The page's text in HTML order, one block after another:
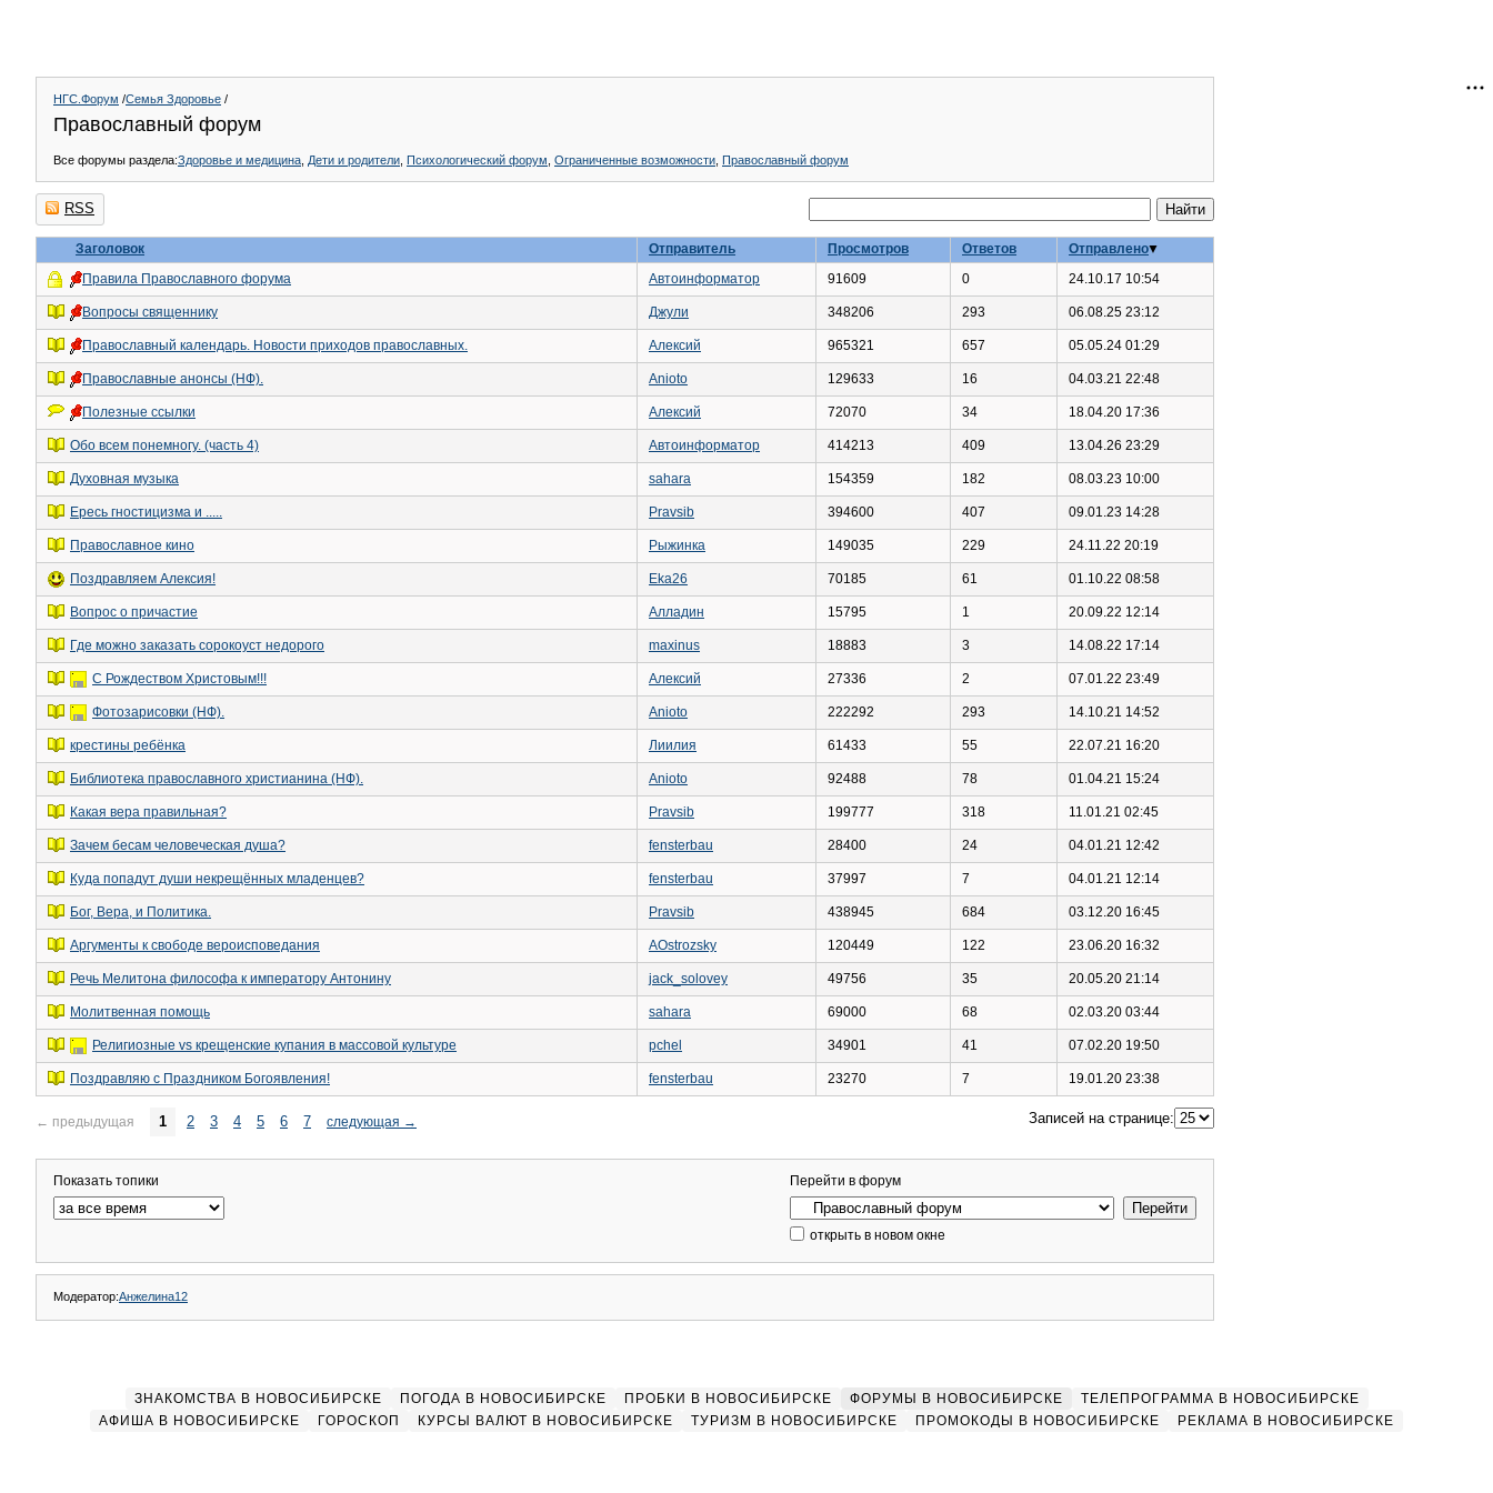
НГС.Форум /Семья Здоровье /
Православный форум
Все форумы раздела:Здоровье и медицина Дети и родители Психологический форум Ограниченные возможности Православный форум
RSS
Заголовок Отправитель Просмотров Ответов
Отправлено
Правила Православного форума
Автоинформатор 91609 0 24.10.17 10:54
Вопросы священнику Джули 348206 293 06.08.25 23:12
Православный календарь. Новости приходов православных. Алексий 965321 657 05.05.24 01:29
Православные анонсы (НФ). Anioto 129633 16 04.03.21 22:48
Полезные ссылки Алексий 72070 34 18.04.20 17:36
Обо всем понемногу. (часть 4) Автоинформатор 414213 409 13.04.26 23:29
Духовная музыка sahara 154359 182 08.03.23 10:00
Ересь гностицизма и ..... Pravsib 394600 407 09.01.23 14:28
Православное кино Рыжинка 149035 229 24.11.22 20:19
Поздравляем Алексия! Eka26 70185 61 01.10.22 08:58
Вопрос о причастие Алладин 15795 1 20.09.22 12:14
Где можно заказать сорокоуст недорого maxinus 18883 3 14.08.22 17:14
С Рождеством Христовым!!! Алексий 27336 2 07.01.22 23:49
Фотозарисовки (НФ). Anioto 222292 293 14.10.21 14:52
крестины ребёнка Лиилия 61433 55 22.07.21 16:20
Библиотека православного христианина (НФ). Anioto 92488 78 01.04.21 15:24
Какая вера правильная? Pravsib 199777 318 11.01.21 02:45
Зачем бесам человеческая душа? fensterbau 28400 24 04.01.21 12:42
Куда попадут души некрещённых младенцев? fensterbau 37997 7 04.01.21 12:14
Бог, Вера, и Политика. Pravsib 438945 684 03.12.20 16:45
Аргументы к свободе вероисповедания AOstrozsky 120449 122 23.06.20 16:32
Речь Мелитона философа к императору Антонину jack_solovey 49756 35 20.05.20 21:14
Молитвенная помощь sahara 69000 68 02.03.20 03:44
Религиозные vs крещенские купания в массовой культуре pchel 34901 41 07.02.20 19:50
Поздравляю с Праздником Богоявления! fensterbau 23270 7 19.01.20 23:38
← предыдущая 1 2 3 4 5 6 7 следующая → Записей на странице:
Показать топики Перейти в форум
открыть в новом окне
Модератор:Анжелина12
ЗНАКОМСТВА В НОВОСИБИРСКЕ ПОГОДА В НОВОСИБИРСКЕ ПРОБКИ В НОВОСИБИРСКЕ ФОРУМЫ В НОВОСИБИРСКЕ
ТЕЛЕПРОГРАММА В НОВОСИБИРСКЕ
АФИША В НОВОСИБИРСКЕ
ГОРОСКОП КУРСЫ ВАЛЮТ В НОВОСИБИРСКЕ ТУРИЗМ В НОВОСИБИРСКЕ ПРОМОКОДЫ В НОВОСИБИРСКЕ РЕКЛАМА В НОВОСИБИРСКЕ